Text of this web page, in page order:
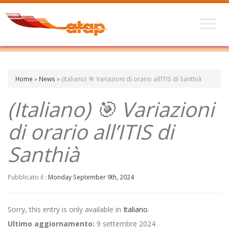
Home » News » (Italiano) 🎯 Variazioni di orario all’ITIS di Santhià
(Italiano) 🎯 Variazioni
di orario all’ITIS di
Santhià
Pubblicato il : Monday September 9th, 2024
Sorry, this entry is only available in Italiano.
Ultimo aggiornamento: 9 settembre 2024